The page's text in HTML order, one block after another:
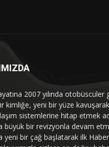
2007 yılında
kimliğe, yeni bir yüze
sistemlerine hitap etmek
büyük bir revizyonla devam
yeni bir çağ başlatarak ilk